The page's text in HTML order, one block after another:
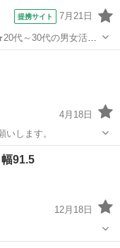
提携サイト 7月21日
代～30代の男女活躍
カー通勤OK！無料駐
場のお
4月18日
します。
洋服
メタルラック 高さ約90 幅91.5
12月18日